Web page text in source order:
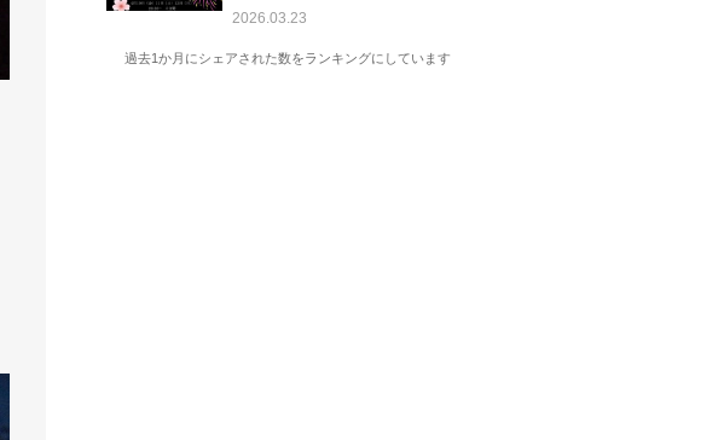
2026.03.23
過去1か月にシェアされた数をランキングにしています